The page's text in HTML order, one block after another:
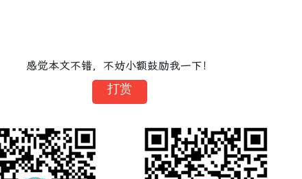
感觉本文不错，不妨小额鼓励我一下！
打赏